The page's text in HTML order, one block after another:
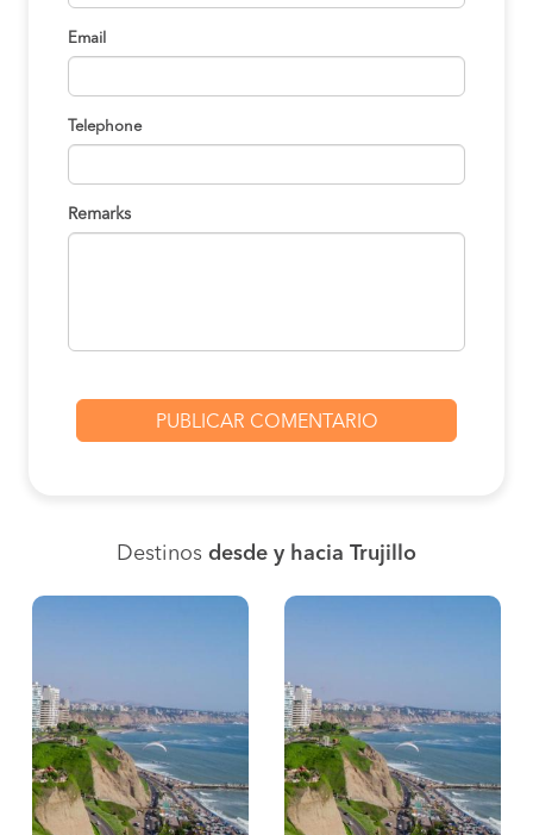
Email
Telephone
Remarks
Destinos desde y hacia Trujillo